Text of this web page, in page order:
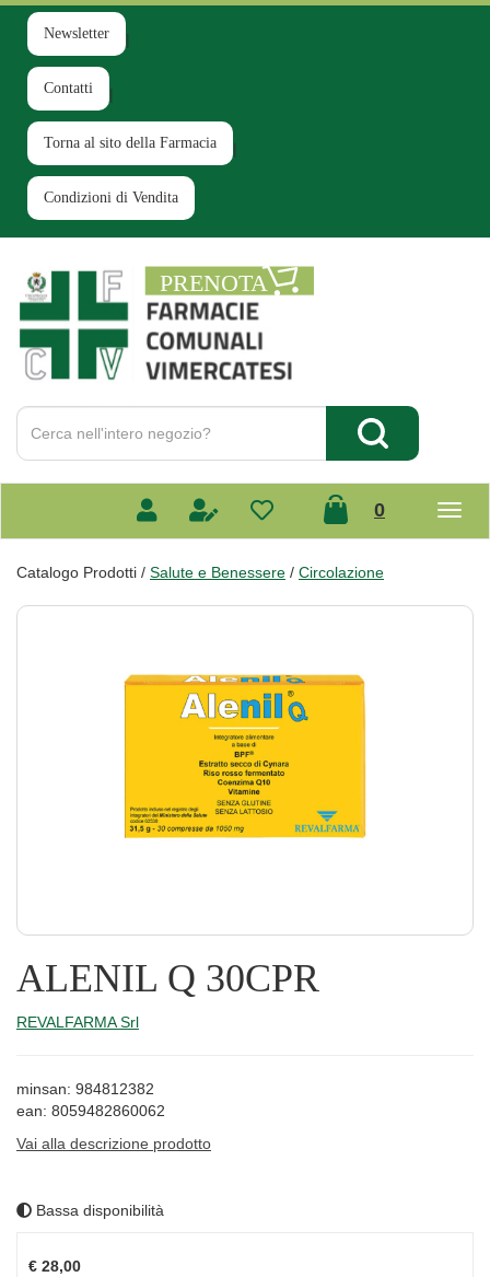
Passa
contenuto
principale
Newsletter
Contatti
Torna al sito della Farmacia
Condizioni di Vendita
Farmacia
Comunale
Cerca
Prodotto
Cerca Prodotto
0prodotti
Catalogo Prodotti / Salute e Benessere / Circolazione
ALENIL Q 30CPR
REVALFARMA Srl
minsan: 984812382
ean: 8059482860062
Vai alla descrizione prodotto
Bassa disponibilità
€ 28,00